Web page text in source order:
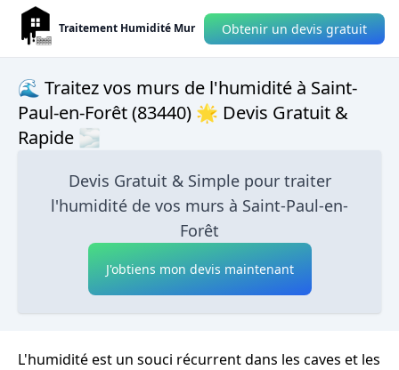
Traitement Humidité Mur Obtenir un devis gratuit
🌊 Traitez vos murs de l'humidité à Saint-
Paul-en-Forêt (83440) 🌟 Devis Gratuit &
Rapide 🌫
Devis Gratuit & Simple pour traiter
l'humidité de vos murs à Saint-Paul-en-
Forêt
J'obtiens mon devis maintenant
L'humidité est un souci récurrent dans les caves et les